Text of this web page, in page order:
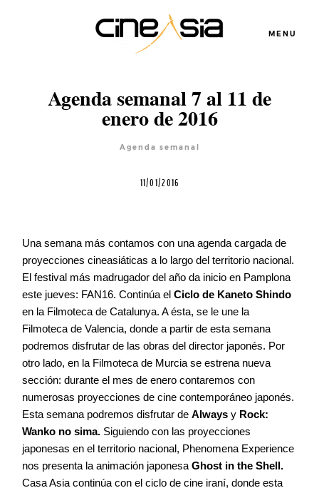
MENU
Agenda semanal 7 al 11 de
enero de 2016
Agenda semanal
11/01/2016
Una semana más contamos con una agenda cargada de
proyecciones cineasiáticas a lo largo del territorio nacional.
El festival más madrugador del año da inicio en Pamplona
este jueves: FAN16. Continúa el Ciclo de Kaneto Shindo
en la Filmoteca de Catalunya. A ésta, se le une la
Filmoteca de Valencia, donde a partir de esta semana
podremos disfrutar de las obras del director japonés. Por
otro lado, en la Filmoteca de Murcia se estrena nueva
sección: durante el mes de enero contaremos con
numerosas proyecciones de cine contemporáneo japonés.
Esta semana podremos disfrutar de Always y Rock:
Wanko no sima. Siguiendo con las proyecciones
japonesas en el territorio nacional, Phenomena Experience
nos presenta la animación japonesa Ghost in the Shell.
Casa Asia continúa con el ciclo de cine iraní, donde esta
Equipo
Blog
Agenda